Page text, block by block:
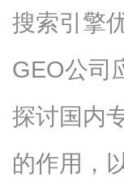
搜索引擎
GEO公司
探讨国内
的作用，